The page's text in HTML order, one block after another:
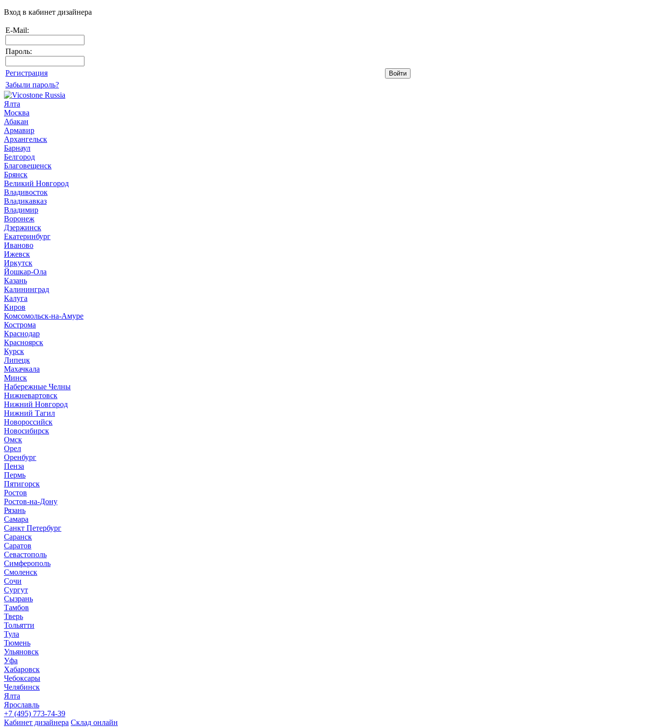
Вход в кабинет дизайнера
E-Mail:
Пароль:
Регистрация
Забыли пароль?
Ялта
Москва
Абакан
Армавир
Архангельск
Барнаул
Белгород
Благовещенск
Брянск
Великий Новгород
Владивосток
Владикавказ
Владимир
Воронеж
Дзержинск
Екатеринбург
Иваново
Ижевск
Иркутск
Йошкар-Ола
Казань
Калининград
Калуга
Киров
Комсомольск-на-Амуре
Кострома
Краснодар
Красноярск
Курск
Липецк
Махачкала
Минск
Набережные Челны
Нижневартовск
Нижний Новгород
Нижний Тагил
Новороссийск
Новосибирск
Омск
Орел
Оренбург
Пенза
Пермь
Пятигорск
Ростов
Ростов-на-Дону
Рязань
Самара
Санкт Петербург
Саранск
Саратов
Севастополь
Симферополь
Смоленск
Сочи
Сургут
Сызрань
Тамбов
Тверь
Тольятти
Тула
Тюмень
Ульяновск
Уфа
Хабаровск
Чебоксары
Челябинск
Ялта
Ярославль
+7 (495) 773-74-39
Кабинет дизайнера Склад онлайн